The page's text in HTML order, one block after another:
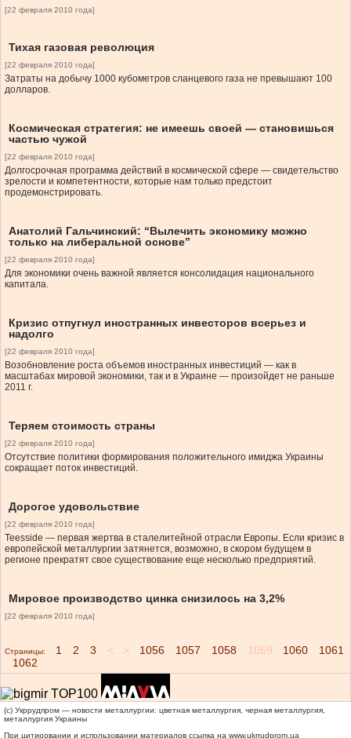
[22 февраля 2010 года]
Тихая газовая революция
[22 февраля 2010 года]
Затраты на добычу 1000 кубометров сланцевого газа не превышают 100
долларов.
Космическая стратегия: не имеешь своей — становишься
частью чужой
[22 февраля 2010 года]
Долгосрочная программа действий в космической сфере — свидетельство
зрелости и компетентности, которые нам только предстоит
продемонстрировать.
Анатолий Гальчинский: “Вылечить экономику можно
только на либеральной основе”
[22 февраля 2010 года]
Для экономики очень важной является консолидация национального
капитала.
Кризис отпугнул иностранных инвесторов всерьез и
надолго
[22 февраля 2010 года]
Возобновление роста объемов иностранных инвестиций — как в
масштабах мировой экономики, так и в Украине — произойдет не раньше
2011 г.
Теряем стоимость страны
[22 февраля 2010 года]
Отсутствие политики формирования положительного имиджа Украины
сокращает поток инвестиций.
Дорогое удовольствие
[22 февраля 2010 года]
Teesside — первая жертва в сталелитейной отрасли Европы. Если кризис в
европейской металлургии затянется, возможно, в скором будущем в
регионе прекратят свое существование еще несколько предприятий.
Мировое производство цинка снизилось на 3,2%
[22 февраля 2010 года]
Страницы: 1 2 3 <...> 1056 1057 1058 1059 1060
1061
1062
(c) Укррудпром — новости металлургии: цветная металлургия, черная металлургия,
металлургия Украины
При цитировании и использовании материалов ссылка на www.ukrrudprom.ua